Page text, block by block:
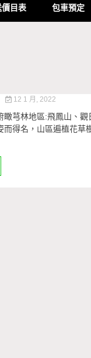
目表 包車預定
12 1 月, 2022
瞰芎林地區:飛鳳山、
而得名，山區遍植花草